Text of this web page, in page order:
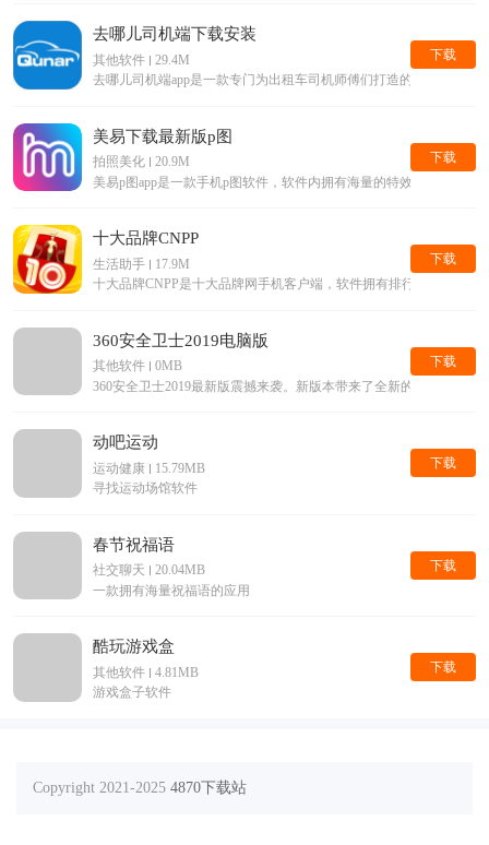
去哪儿司机端下载安装
其他软件
29.4M
去哪儿司机端app是一款专门为出租车司机师傅们打造的手机平台
下载
美易下载最新版p图
拍照美化
20.9M
美易p图app是一款手机p图软件，软件内拥有海量的特效滤镜等美
下载
十大品牌CNPP
生活助手
17.9M
十大品牌CNPP是十大品牌网手机客户端，软件拥有排行榜查询，
下载
360安全卫士2019电脑版
其他软件
0MB
360安全卫士2019最新版震撼来袭。新版本带来了全新的界面，和
下载
动吧运动
运动健康
15.79MB
寻找运动场馆软件
下载
春节祝福语
社交聊天
20.04MB
一款拥有海量祝福语的应用
下载
酷玩游戏盒
其他软件
4.81MB
游戏盒子软件
下载
Copyright 2021-2025 4870下载站